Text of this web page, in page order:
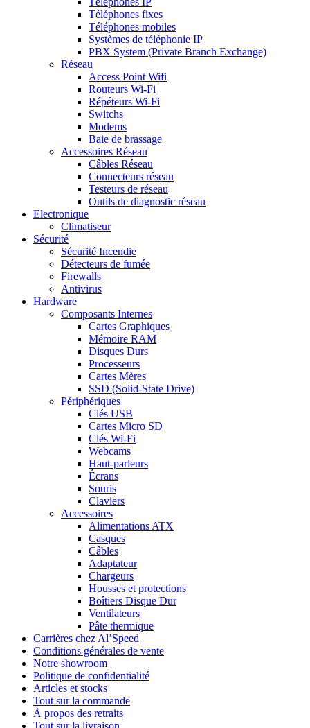
Téléphones fixes
Téléphones mobiles
Systèmes de téléphonie IP
PBX System (Private Branch Exchange)
Réseau
Access Point Wifi
Routeurs Wi-Fi
Répéteurs Wi-Fi
Switchs
Modems
Baie de brassage
Accessoires Réseau
Câbles Réseau
Connecteurs réseau
Testeurs de réseau
Outils de diagnostic réseau
Electronique
Climatiseur
Sécurité
Sécurité Incendie
Détecteurs de fumée
Firewalls
Antivirus
Hardware
Composants Internes
Cartes Graphiques
Mémoire RAM
Disques Durs
Processeurs
Cartes Mères
SSD (Solid-State Drive)
Périphériques
Clés USB
Cartes Micro SD
Clés Wi-Fi
Webcams
Haut-parleurs
Écrans
Souris
Claviers
Accessoires
Alimentations ATX
Casques
Câbles
Adaptateur
Chargeurs
Housses et protections
Boîtiers Disque Dur
Ventilateurs
Pâte thermique
Carrières chez Al’Speed
Conditions générales de vente
Notre showroom
Politique de confidentialité
Articles et stocks
Tout sur la commande
À propos des retraits